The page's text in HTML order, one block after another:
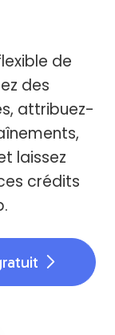
de
des
attribuez-
laissez
crédits
